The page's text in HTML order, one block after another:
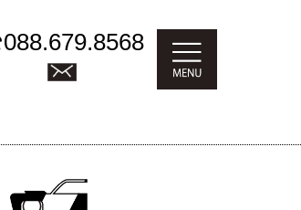
088.679.8568